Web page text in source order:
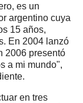
es un
argentino cuya
15 años,
En 2004 lanzó
2006 presentó
a mi mundo",
en tres